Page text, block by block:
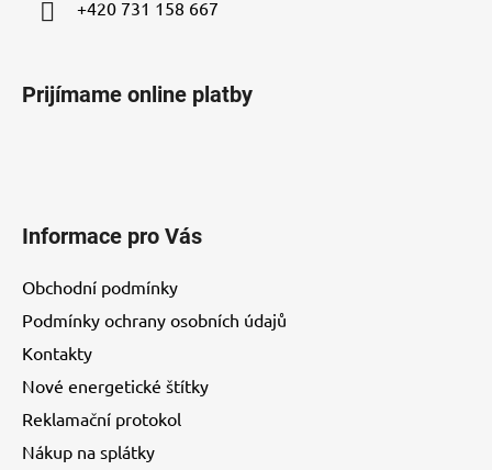
+420 731 158 667
Prijímame online platby
Informace pro Vás
Obchodní podmínky
Podmínky ochrany osobních údajů
Kontakty
Nové energetické štítky
Reklamační protokol
Nákup na splátky